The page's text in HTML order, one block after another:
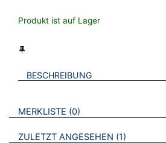
Produkt ist auf Lager
BESCHREIBUNG
VERWEISE AUF VERMERKTE-
MERKLISTE 0 BROSCHÜREN
ZULETZT ANGESEHEN 1